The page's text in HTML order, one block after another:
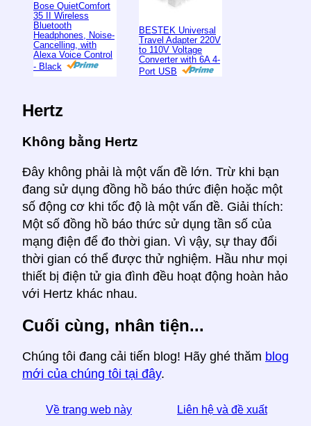
Bose QuietComfort
35 II Wireless
Bluetooth
Headphones, Noise-
Cancelling, with
Alexa Voice Control
- Black
BESTEK Universal
Travel Adapter 220V
to 110V Voltage
Converter with 6A 4-
Port USB
Hertz
Không bằng Hertz
Đây không phải là một vấn đề lớn. Trừ khi bạn
đang sử dụng đồng hồ báo thức điện hoặc một
số động cơ khi tốc độ là một vấn đề. Giải thích:
Một số đồng hồ báo thức sử dụng tần số của
mạng điện để đo thời gian. Vì vậy, sự thay đổi
thời gian có thể được thử nghiệm. Hầu như mọi
thiết bị điện tử gia đình đều hoạt động hoàn hảo
với Hertz khác nhau.
Cuối cùng, nhân tiện...
Chúng tôi đang cải tiến blog! Hãy ghé thăm blog
mới của chúng tôi tại đây.
Về trang web này Liên hệ và đề xuất